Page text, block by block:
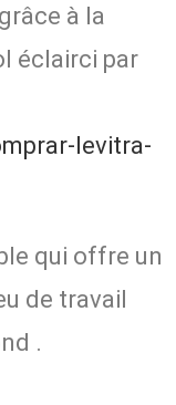
à la
éclairci par
levitra-
qui offre un
de travail
.